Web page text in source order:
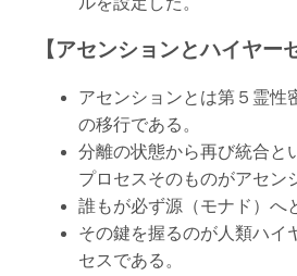
【アセンションとハイヤー
アセンションとは第５霊性
の移行である。
分離の状態から再び統合と
プロセスそのものがアセン
誰もが必ず源（モナド）へ
その鍵を握るのが人類ハイ
セスである。